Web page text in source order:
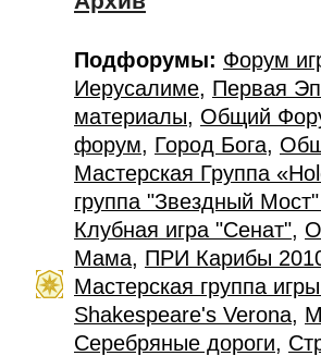
Подфорумы: Форум
Иерусалиме, Первая
материалы, Общий
форум, Город Бога,
Мастерская Группа
группа "Звездный
Клубная игра "Сенат",
Мама, ПРИ Карибы
Мастерская группа
Shakespeare's Verona,
Серебряные дороги,